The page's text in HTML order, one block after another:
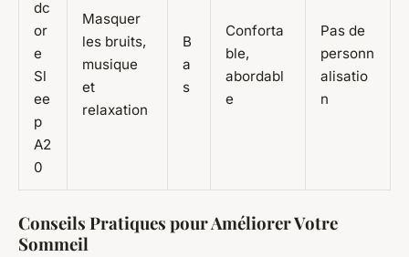
dc
or
e
Sl
ee
p
A2
0
Masquer
les bruits,
musique
et
relaxation
B
a
s
Conforta
ble,
abordabl
e
Pas de
personn
alisatio
n
Conseils Pratiques pour Améliorer Votre
Sommeil